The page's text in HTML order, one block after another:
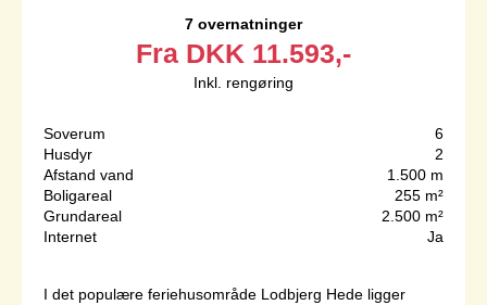
7 overnatninger
Fra DKK 11.593,-
Inkl. rengøring
Soverum
6
Husdyr
2
Afstand vand
1.500 m
Boligareal
255 m²
Grundareal
2.500 m²
Internet
Ja
I det populære feriehusområde Lodbjerg Hede ligger